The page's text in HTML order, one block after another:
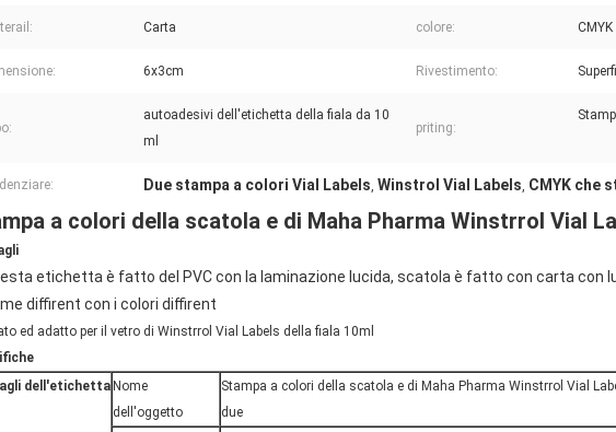
Carta colore: CMYK
6x3cm Rivestimento:
autoadesivi dell'etichetta della fiala da 10
ml
priting:
Due stampa a colori Vial Labels, Winstrol Vial Labels, CMYK che
a colori della scatola e di Maha Pharma Winstrrol Vial
etichetta è fatto del PVC con la laminazione lucida, scatola è fatto con carta con
diffirent con i colori diffirent
ed adatto per il vetro di Winstrrol Vial Labels della fiala 10ml
dell'etichetta Nome
dell'oggetto
Stampa a colori della scatola e di Maha Pharma Winstrrol Vial
due